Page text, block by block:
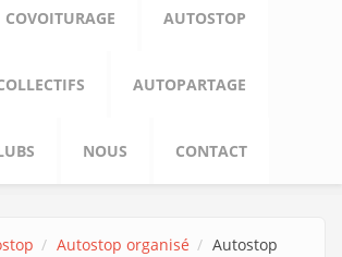
COVOITURAGE AUTOSTOP
AUTOPARTAGE
NOUS CONTACT
Autostop organisé
Autostop